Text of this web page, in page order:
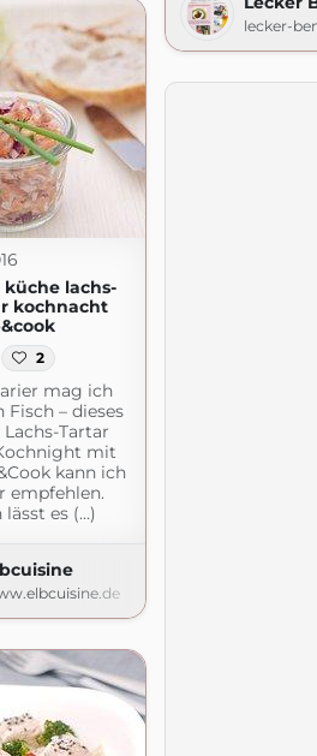
lecker-
küche lachs-
kochnacht
2
mag ich
Fisch – dieses
Tartar
mit
kann ich
empfehlen.
es (...)